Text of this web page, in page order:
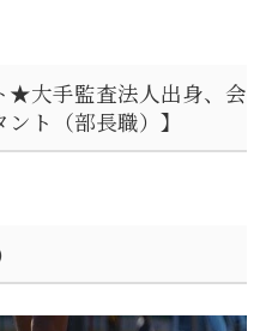
★大手監査法人出身、会
ト（部長職）】